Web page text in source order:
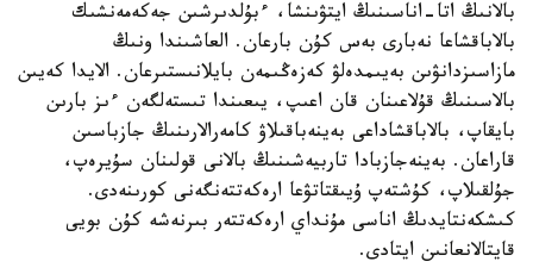
بالانىڭ اتا-اناسىنىڭ ايتۋىنشا، ءبۇلدىرشىن جەكەمەنشىك
بالاباقشاعا نەبارى بەس كۇن بارعان. العاشىندا ونىڭ
مازاسىزدانۋىن بەيىمدەلۋ كەزەڭىمەن بايلانىستىرعان. الايدا كەيىن
بالاسىنىڭ قۇلاعىنان قان اعىپ، يىعىندا تىستەلگەن ءىز بارىن
بايقاپ، بالاباقشاداعى بەينەباقىلاۋ كامەرالارىنىڭ جازباسىن
قاراعان. بەينەجازبادا تاربيەشىنىڭ بالانى قولىنان سۇيرەپ،
جۇلقىلاپ، كۇشتەپ ۇيىقتاتۋعا ارەكەتتەنگەنى كورىنەدى.
كىشكەنتايدىڭ اناسى مۇنداي ارەكەتتەر بىرنەشە كۇن بويى
قايتالانعانىن ايتادى.